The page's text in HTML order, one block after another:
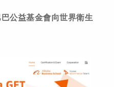
公益基金會向世界衛生